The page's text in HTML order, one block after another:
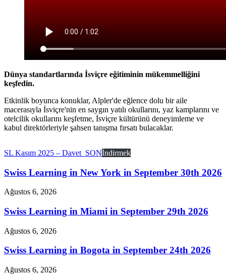
Dünya standartlarında İsviçre eğitiminin mükemmelliğini
keşfedin.
Etkinlik boyunca konuklar, Alpler'de eğlence dolu bir aile
macerasıyla İsviçre'nin en saygın yatılı okullarını, yaz kamplarını ve
otelcilik okullarını keşfetme, İsviçre kültürünü deneyimleme ve
kabul direktörleriyle şahsen tanışma fırsatı bulacaklar.
SL Kasım 2025 – Davet_SONİndirmek
Swiss Learning in New York in September 30th 2026
Ağustos 6, 2026
Swiss Learning in Miami in September 29th 2026
Ağustos 6, 2026
Swiss Learning in Bogota in September 24th 2026
Ağustos 6, 2026